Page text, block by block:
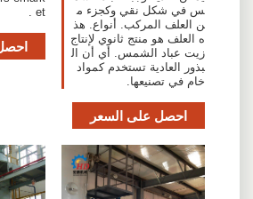
س في شكل نقي وكجزء م
ن العلف المركب. أنواع. هذ
ه العلف هو منتج ثانوي لإنتاج
زيت عباد الشمس. أي أن ال
بذور العادية تستخدم كمواد
خام في تصنيعها.
احصل على السعر
et .